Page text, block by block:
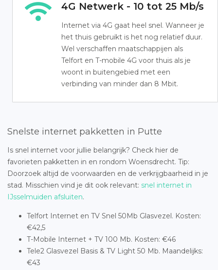
4G Netwerk - 10 tot 25 Mb/s
Internet via 4G gaat heel snel. Wanneer je
het thuis gebruikt is het nog relatief duur.
Wel verschaffen maatschappijen als
Telfort en T-mobile 4G voor thuis als je
woont in buitengebied met een
verbinding van minder dan 8 Mbit.
Snelste internet pakketten in Putte
Is snel internet voor jullie belangrijk? Check hier de
favorieten pakketten in en rondom Woensdrecht. Tip:
Doorzoek altijd de voorwaarden en de verkrijgbaarheid in je
stad. Misschien vind je dit ook relevant: snel internet in
IJsselmuiden afsluiten.
Telfort Internet en TV Snel 50Mb Glasvezel. Kosten:
€42,5
T-Mobile Internet + TV 100 Mb. Kosten: €46
Tele2 Glasvezel Basis & TV Light 50 Mb. Maandelijks:
€43